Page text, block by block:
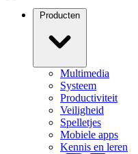
Producten
Multimedia
Systeem
Productiviteit
Veiligheid
Spelletjes
Mobiele apps
Kennis en leren